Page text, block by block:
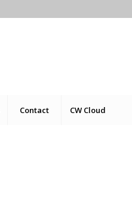
Contact CW Cloud